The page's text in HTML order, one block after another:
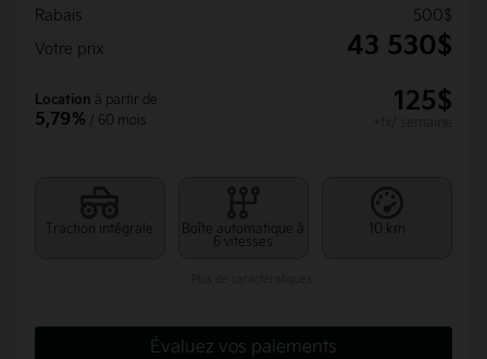
Rabais
500$
Votre prix
43 530$
Location à partir de
5,79% / 60 mois
125$
Traction intégrale
Boîte automatique à
6 vitesses
10 km
Évaluez vos paiements